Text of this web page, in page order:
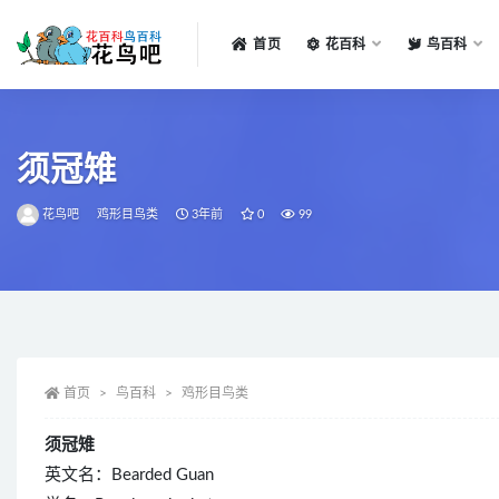
首页 花百科 鸟百科
须冠雉
花鸟吧 鸡形目鸟类 3年前 0 99
首页 鸟百科 鸡形目鸟类
须冠雉
英文名：Bearded Guan